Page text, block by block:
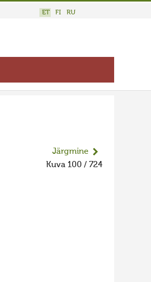
ET FI RU
Järgmine
Kuva 100 / 724